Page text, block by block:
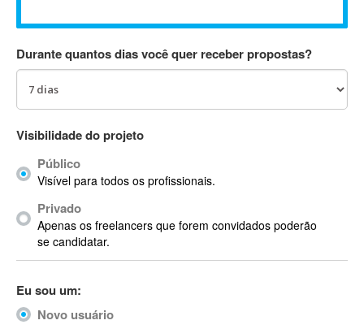
AC Drives
ACARS
AccountMate
Acrobat
Acrobat X
Acronis
ACT
ActionScript
ActionScript 3
Durante quantos dias você quer receber propostas?
Visibilidade do projeto
Público
Visível para todos os profissionais.
Privado
Apenas os freelancers que forem convidados poderão
se candidatar.
Eu sou um:
Novo usuário